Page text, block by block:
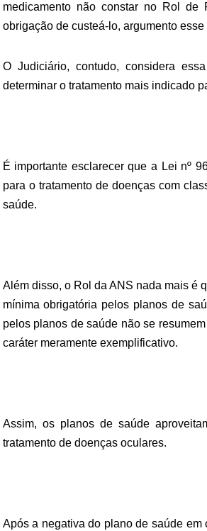
medicamento não constar no Rol
obrigação de custeá-lo, argumento
O Judiciário, contudo, considera
determinar o tratamento mais indicado
É importante esclarecer que a Lei nº
para o tratamento de doenças com
saúde.
Além disso, o Rol da ANS nada mais é
mínima obrigatória pelos planos de
pelos planos de saúde não se
caráter meramente exemplificativo.
Assim, os planos de saúde
tratamento de doenças oculares.
Após a negativa do plano de saúde